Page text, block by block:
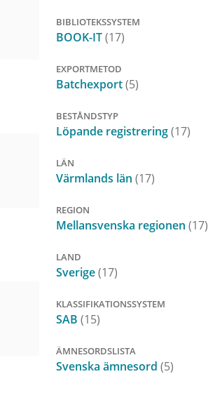
BIBLIOTEKSSYSTEM
BOOK-IT(17)
EXPORTMETOD
Batchexport(5)
BESTÅNDSTYP
Löpande registrering(17)
LÄN
Värmlands län (17)
REGION
Mellansvenska regionen (17)
LAND
Sverige(17)
KLASSIFIKATIONSSYSTEM
SAB (15)
ÄMNESORDSLISTA
Svenska ämnesord (5)